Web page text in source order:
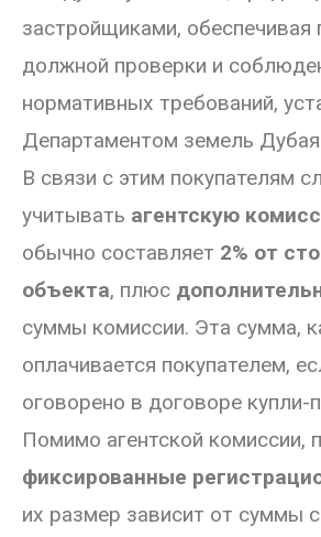
застройщиками, обеспечивая
должной проверки и
нормативных требований,
Департаментом земель
В связи с этим покупателям
учитывать агентскую
обычно составляет 2% от
объекта, плюс
суммы комиссии. Эта сумма,
оплачивается покупателем,
оговорено в договоре купли-
Помимо агентской комиссии,
фиксированные
их размер зависит от суммы